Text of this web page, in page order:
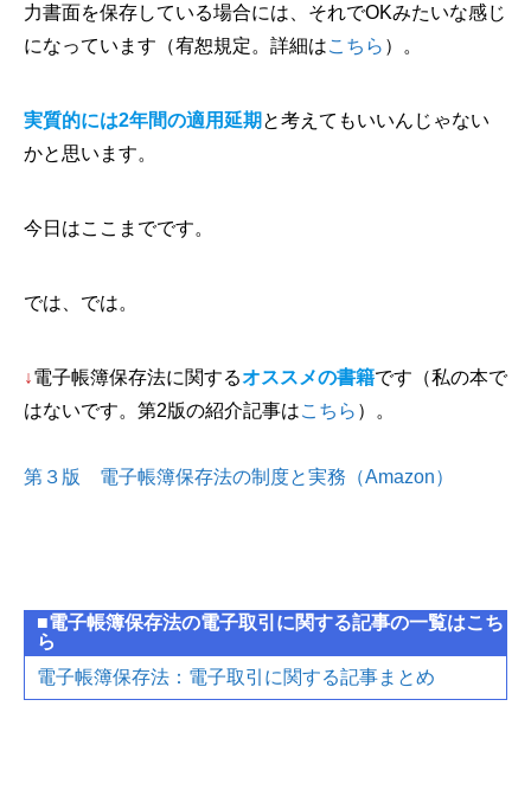
力書面を保存している場合には、それでOKみたいな感じ
になっています（宥恕規定。詳細はこちら ）。
実質的には2年間の適用延期 と考えてもいいんじゃない
かと思います。
今日はここまでです。
では、では。
↓電子帳簿保存法に関するオススメの書籍です（私の本で
はないです。第2版の紹介記事はこちら ）。
第３版 電子帳簿保存法の制度と実務（Amazon）
■電子帳簿保存法の電子取引に関する記事の一覧はこち
ら
電子帳簿保存法：電子取引に関する記事まとめ